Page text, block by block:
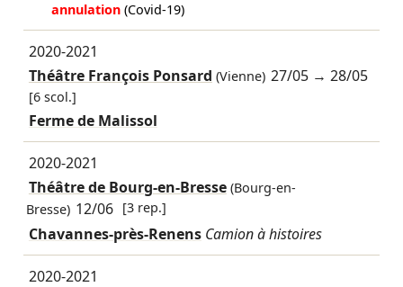
annulation (Covid-19)
2020-2021
Théâtre François Ponsard (Vienne) 27/05 →28/05
[6 scol.]
Ferme de Malissol
2020-2021
Théâtre de Bourg-en-Bresse(Bourg-en-
Bresse) 12/06 [3 rep.]
Chavannes-près-Renens Camion à histoires
2020-2021